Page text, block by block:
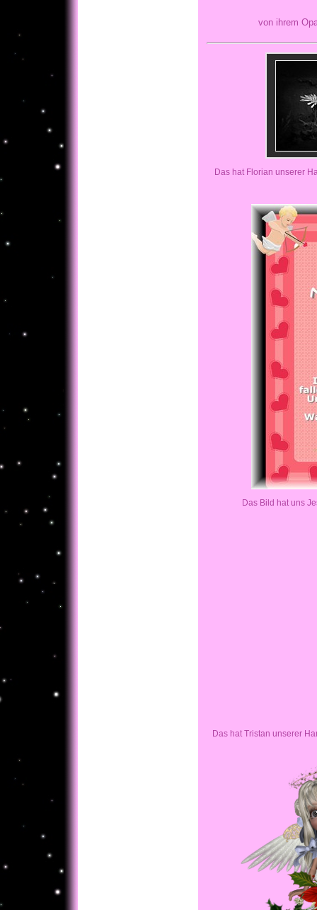
von ihrem Opa
Das hat Florian unserer
Das Bild hat uns
Das hat Tristan unserer